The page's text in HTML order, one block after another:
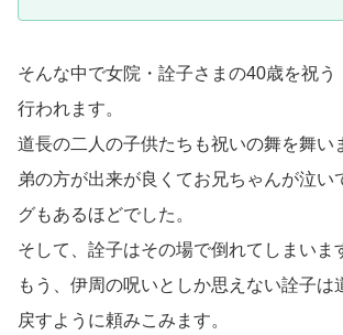
そんな中で女院・詮子さまの40歳を祝う
行われます。
道長の二人の子供たちも祝いの舞を舞い
弟の方が出来が良くてお兄ちゃんが泣い
グもあるほどでした。
そして、詮子はその場で倒れてしまいま
もう、伊周の呪いとしか思えない詮子は
戻すように頼みこみます。